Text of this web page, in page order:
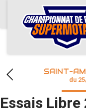
ACCUEIL
ACTUS
CALENDRIER
RÉSULTATS
SAINT-
du
Essais Libre